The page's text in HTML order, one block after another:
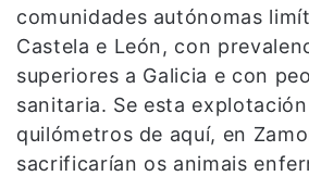
comunidades autónomas
Castela e León, con
superiores a Galicia e con
sanitaria. Se esta
quilómetros de aquí, en
sacrificarían os animais